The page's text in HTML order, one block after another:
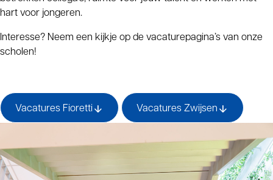
hart voor jongeren.
Interesse? Neem een kijkje op de vacaturepagina’s van onze
scholen!
Vacatures Fioretti Vacatures Zwijsen